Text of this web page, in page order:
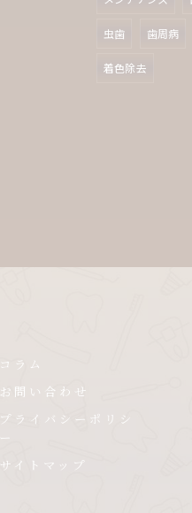
虫歯 歯周病
着色除去
コラム
お問い合わせ
プライバシーポリシ
ー
サイトマップ